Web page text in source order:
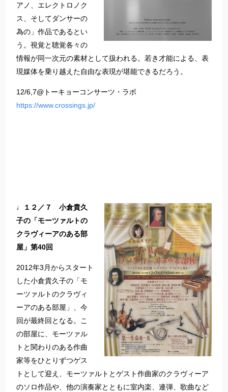
アノ、エレクトロノク
ス、そしてダンサーの
為の」作品であるとい
う。視覚と聴覚各々の
情報が同一次元の素材として扱われる。若き才能による、表
現媒体を乗り越えた自由な表現が堪能できるだろう。
12/6,7@トーキョーコンサーツ・ラボ
https://www.crossings.jp/
♩１２／７ 小倉貴久
子の「モーツァルトの
クラヴィーアのある部
屋」第40回
2012年3月からスタート
した小倉貴久子の「モ
ーツァルトのクラヴィ
ーアのある部屋」、今
回が最終回となる。こ
の部屋に、モーツァル
トと関わりのある作曲
家等をひとりずつゲス
トとして迎え、モーツァルトとゲスト作曲家のクラヴィーア
のソロ作品や、他の演奏家とともに室内楽、連弾、歌曲など